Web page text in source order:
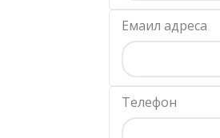
Емаил адреса
Телефон